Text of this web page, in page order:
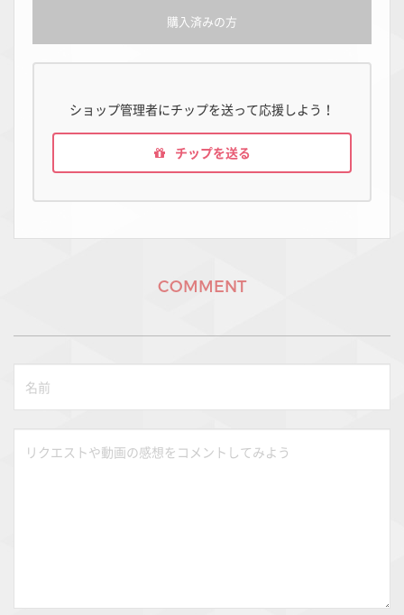
購入済みの方
ショップ管理者にチップを送って応援しよう！
チップを送る
COMMENT